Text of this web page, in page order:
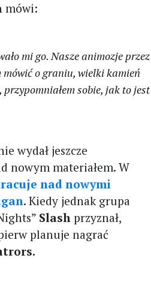
mówi:
mi go. Nasze animozje przez
mówić o graniu, wielki kamień
przypomniałem sobie, jak to jest
wydał jeszcze
nowym materiałem. W
nad nowymi
. Kiedy jednak grupa
Slashprzyznał,
planuje nagrać